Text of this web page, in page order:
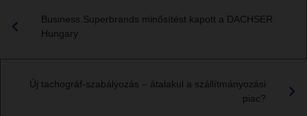
Business Superbrands minősítést kapott a DACHSER
Hungary
Új tachográf-szabályozás – átalakul a szállítmányozási
piac?